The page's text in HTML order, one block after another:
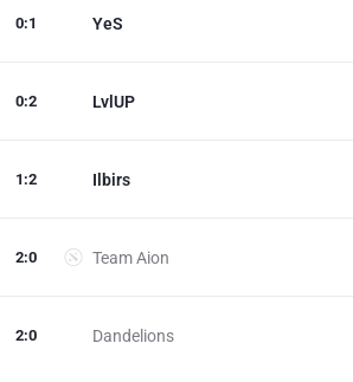
YeS
0:1
LvlUP
0:2
Ilbirs
1 :2
Team Aion
2:0
Dandelions
2:0